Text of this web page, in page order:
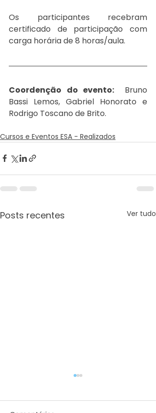
Os participantes recebram
certificado de participação com
carga horária de 8 horas/aula.
Coordenção do evento:
Bruno
Bassi Lemos, Gabriel Honorato e
Rodrigo Toscano de Brito.
Cursos e Eventos ESA - Realizados
Posts recentes Ver tudo